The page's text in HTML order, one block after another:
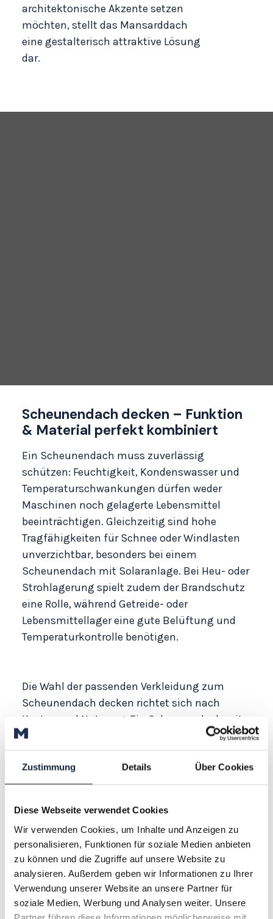
Zustimmung Details Über Cookies
Diese Webseite verwendet Cookies
Wir verwenden Cookies, um Inhalte und Anzeigen zu
personalisieren, Funktionen für soziale Medien anbieten
zu können und die Zugriffe auf unsere Website zu
analysieren. Außerdem geben wir Informationen zu Ihrer
Verwendung unserer Website an unsere Partner für
soziale Medien, Werbung und Analysen weiter. Unsere
architektonische Akzente setzen
möchten, stellt das Mansarddach
eine gestalterisch attraktive Lösung
dar.
Scheunendach decken – Funktion
& Material perfekt kombiniert
Ein Scheunendach muss zuverlässig
schützen: Feuchtigkeit, Kondenswasser und
Temperaturschwankungen dürfen weder
Maschinen noch gelagerte Lebensmittel
beeinträchtigen. Gleichzeitig sind hohe
Tragfähigkeiten für Schnee oder Windlasten
unverzichtbar, besonders bei einem
Scheunendach mit Solaranlage. Bei Heu- oder
Strohlagerung spielt zudem der Brandschutz
eine Rolle, während Getreide- oder
Lebensmittellager eine gute Belüftung und
Temperaturkontrolle benötigen.
Die Wahl der passenden Verkleidung zum
Scheunendach decken richtet sich nach
Kosten und Nutzung: Ein Scheunendach mit
Trapezblech gilt als robust und wirtschaftlich
bieten gedämmten Schutz für
temperaturempfindliche Güter und und
Montage realisiert darüber hinaus individuelle
Konstruktionen mitBelüftungund
Lichtfirsten, exakt auf betriebliche Abläufe
abgestimmt.